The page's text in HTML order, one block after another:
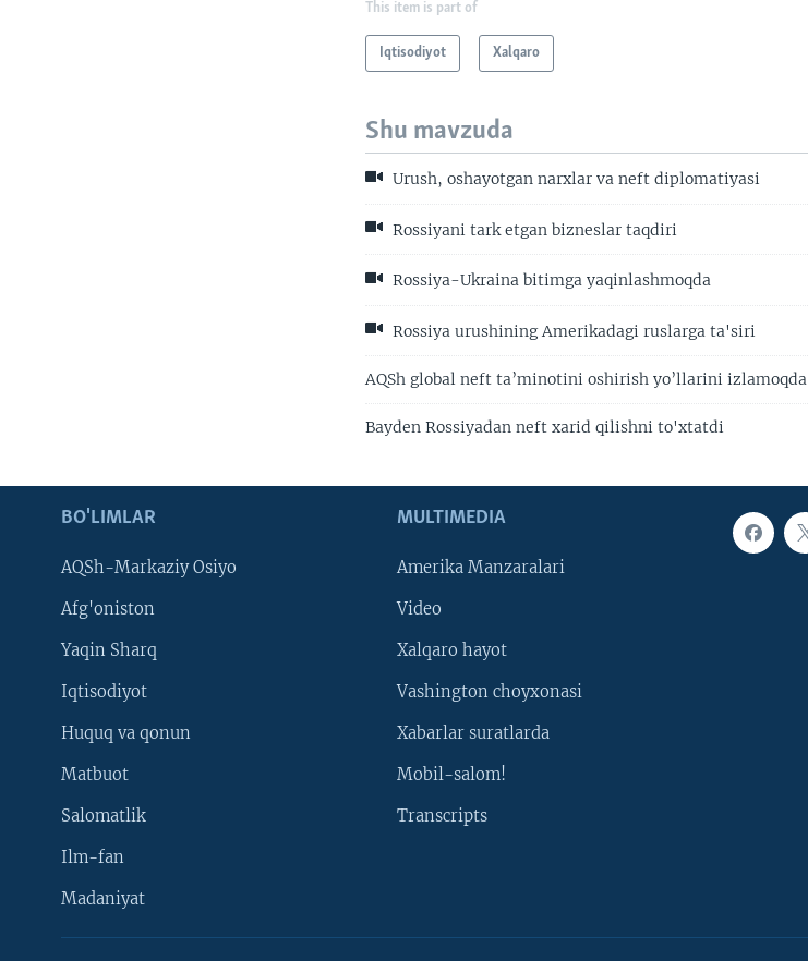
This item is part of
Iqtisodiyot Xalqaro
Shu mavzuda
Urush, oshayotgan narxlar va neft diplomatiyasi
Rossiyani tark etgan bizneslar taqdiri
Rossiya-Ukraina bitimga yaqinlashmoqda
Rossiya urushining Amerikadagi ruslarga ta'siri
AQSh global neft ta’minotini oshirish yo’llarini izlamoqda
Bayden Rossiyadan neft xarid qilishni to'xtatdi
BO'LIMLAR
AQSh-Markaziy Osiyo
Afg'oniston
Yaqin Sharq
Iqtisodiyot
Huquq va qonun
Matbuot
Salomatlik
Ilm-fan
Madaniyat
MULTIMEDIA
Amerika Manzaralari
Video
Xalqaro hayot
Vashington choyxonasi
Xabarlar suratlarda
Mobil-salom!
Transcripts